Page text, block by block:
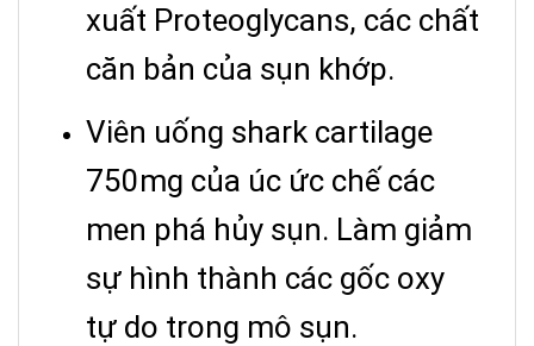
xuất Proteoglycans, các chất
căn bản của sụn khớp.
Viên uống shark cartilage
750mg của úc ức chế các
men phá hủy sụn. Làm giảm
sự hình thành các gốc oxy
tự do trong mô sụn.